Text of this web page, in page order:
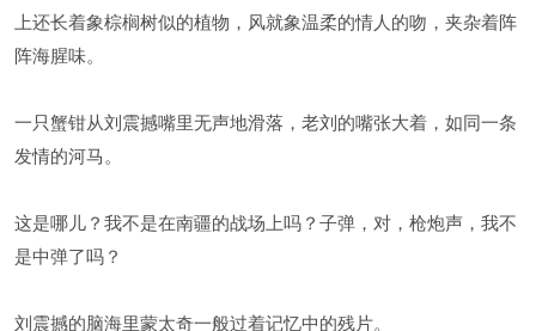
上还长着象棕榈树似的植物，风就象温柔的情人的吻，夹杂着阵
阵海腥味。
一只蟹钳从刘震撼嘴里无声地滑落，老刘的嘴张大着，如同一条
发情的河马。
这是哪儿？我不是在南疆的战场上吗？子弹，对，枪炮声，我不
是中弹了吗？
刘震撼的脑海里蒙太奇一般过着记忆中的残片。